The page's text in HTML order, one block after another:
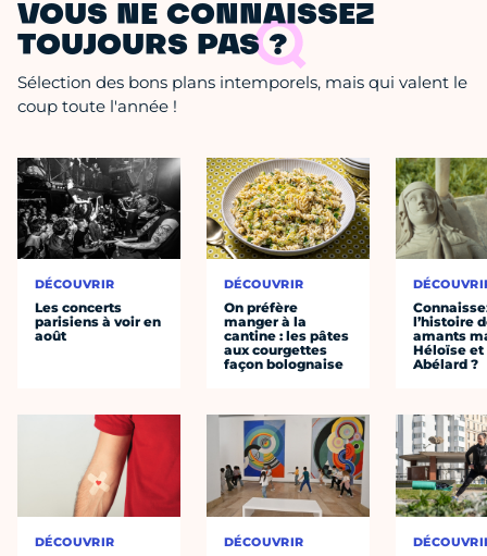
VOUS NE CONNAISSEZ
TOUJOURS PAS ?
Sélection des bons plans intemporels, mais qui valent le
coup toute l'année !
DÉCOUVRIR
Les concerts
parisiens à voir en
août
DÉCOUVRIR
DÉCOUVRIR
On préfère
manger à la
cantine : les pâtes
aux courgettes
façon bolognaise
DÉCOUVRIR
l’histoire
amants
Héloïse et
Abélard ?